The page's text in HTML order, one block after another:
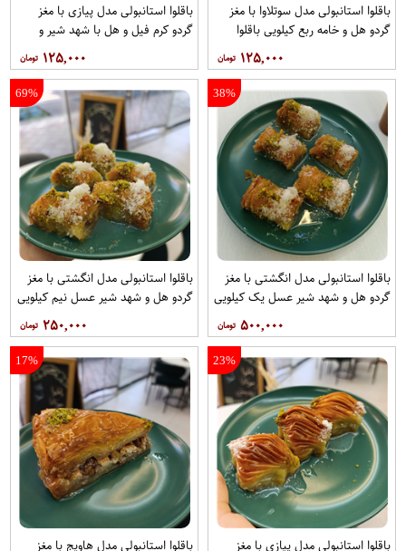
باقلوا استانبولی مدل سوتلاوا با مغز
گردو هل و خامه ربع کیلویی باقلوا
۱۲۵,۰۰۰
باقلوا استانبولی مدل پیازی با مغز
گردو کرم فیل و هل با شهد شیر و
عسل ربع کیلویی باقلوا استانبولی
بهشت
۱۲۵,۰۰۰
38%
باقلوا استانبولی مدل انگشتی با مغز
گردو هل و شهد شیر عسل یک کیلویی
۵۰۰,۰۰۰
69%
باقلوا استانبولی مدل انگشتی با مغز
گردو هل و شهد شیر عسل نیم کیلویی
۲۵۰,۰۰۰
23%
باقلوا استانبولی مدل پیازی با مغز
17%
باقلوا استانبولی مدل هاویج با مغز